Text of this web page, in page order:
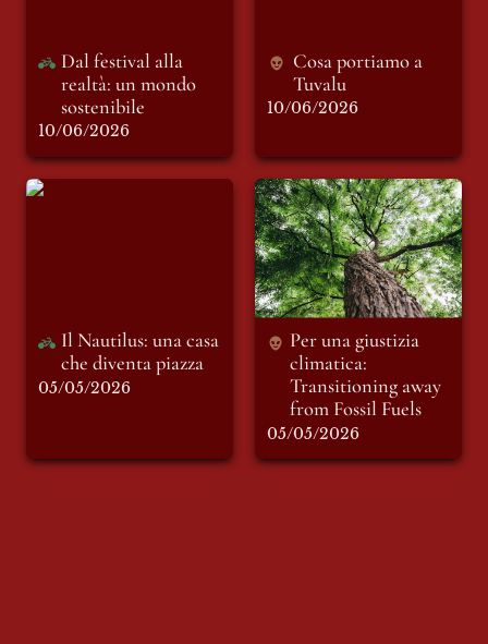
Dal festival alla
realtà: un mondo
sostenibile
10/06/2026
Cosa portiamo a
Tuvalu
10/06/2026
Il Nautilus: una casa
Il Nautilus: una casa
che diventa piazza
05/05/2026
Per una giustizia
climatica:
Transitioning away
from Fossil Fuels
Per una giustizia
climatica:
Transitioning away
from Fossil Fuels
05/05/2026